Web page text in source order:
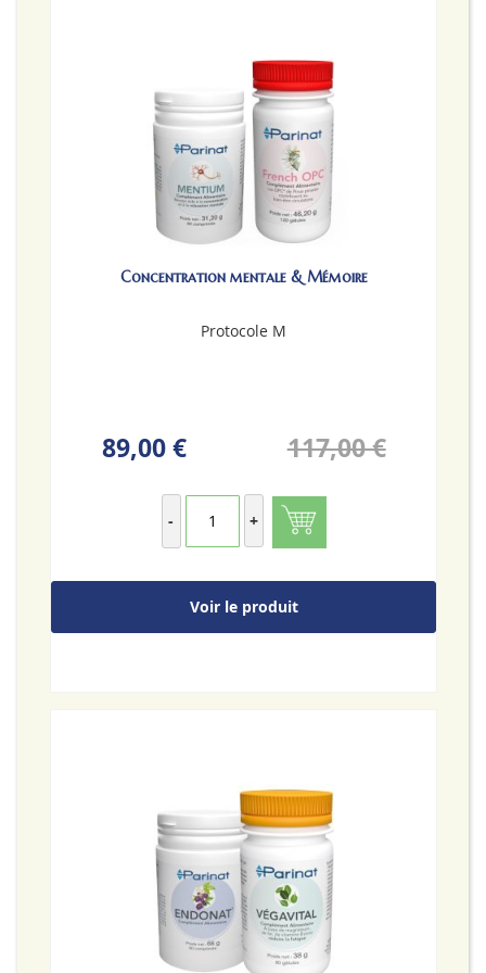
Concentration mentale & Mémoire
Protocole M
89,00 € 117,00 €
- +
Voir le produit